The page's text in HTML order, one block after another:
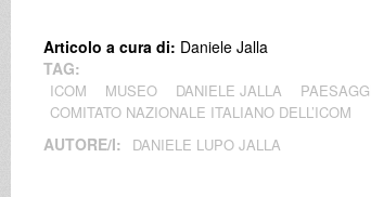
Articolo a cura di: Daniele Jalla
TAG:
ICOM MUSEO DANIELE JALLA
COMITATO NAZIONALE ITALIANO DELL’ICOM
AUTORE/I: DANIELE LUPO JALLA